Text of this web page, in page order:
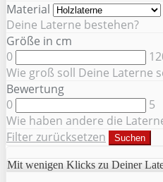
Material
Deine Laterne bestehen?
Größe in cm
0
Wie groß soll Deine Laterne
Bewertung
0
5
Wie haben andere die
Filter zurücksetzen
Suchen
Mit wenigen Klicks zu Deiner